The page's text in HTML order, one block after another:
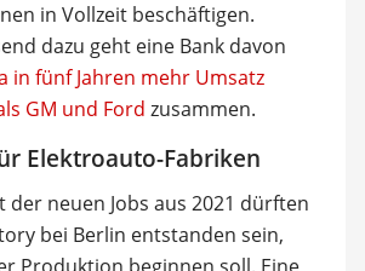
in Vollzeit beschäftigen.
dazu geht eine Bank davon
in fünf Jahren mehr Umsatz
GM und Ford zusammen.
Elektroauto-Fabriken
der neuen Jobs aus 2021 dürften
bei Berlin entstanden sein,
Produktion beginnen soll. Eine